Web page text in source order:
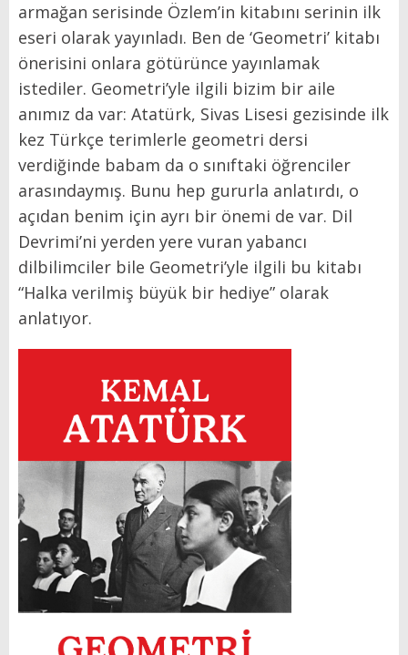
armağan serisinde Özlem’in kitabını serinin ilk
eseri olarak yayınladı. Ben de ‘Geometri’ kitabı
önerisini onlara götürünce yayınlamak
istediler. Geometri’yle ilgili bizim bir aile
anımız da var: Atatürk, Sivas Lisesi gezisinde ilk
kez Türkçe terimlerle geometri dersi
verdiğinde babam da o sınıftaki öğrenciler
arasındaymış. Bunu hep gururla anlatırdı, o
açıdan benim için ayrı bir önemi de var. Dil
Devrimi’ni yerden yere vuran yabancı
dilbilimciler bile Geometri’yle ilgili bu kitabı
“Halka verilmiş büyük bir hediye” olarak
anlatıyor.